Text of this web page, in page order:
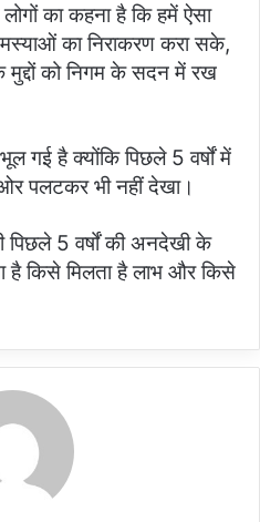
का कहना है कि हमें ऐसा
समस्याओं का निराकरण करा सके,
मुद्दों को निगम के सदन में रख
गई है क्योंकि पिछले 5 वर्षों में
पलटकर भी नहीं देखा।
पिछले 5 वर्षों की अनदेखी के
है किसे मिलता है लाभ और किसे